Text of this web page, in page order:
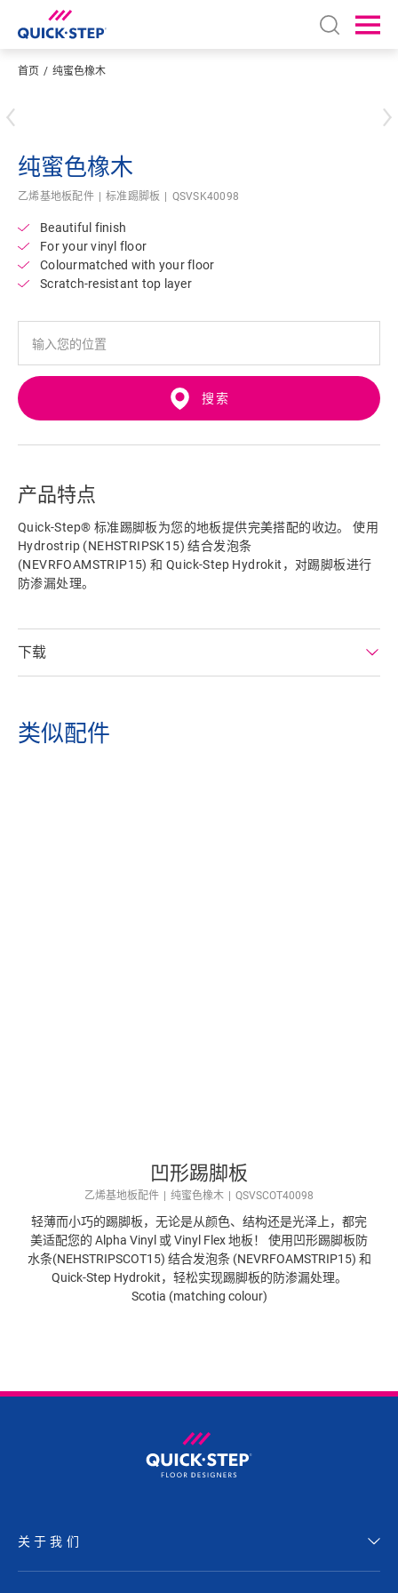
Open
首页 纯蜜色橡木
纯蜜色橡木
乙烯基地板配件 标准踢脚板 QSVSK40098
Beautiful finish
For your vinyl floor
Colourmatched with your floor
Scratch-resistant top layer
搜索
产品特点
Quick-Step® 标准踢脚板为您的地板提供完美搭配的收边。 使用
Hydrostrip (NEHSTRIPSK15) 结合发泡条
(NEVRFOAMSTRIP15) 和 Quick-Step Hydrokit，对踢脚板进行
防渗漏处理。
下载
类似配件
凹形踢脚板
乙烯基地板配件 纯蜜色橡木 QSVSCOT40098
轻薄而小巧的踢脚板，无论是从颜色、结构还是光泽上，都完
美适配您的 Alpha Vinyl 或 Vinyl Flex 地板！ 使用凹形踢脚板防
水条(NEHSTRIPSCOT15) 结合发泡条 (NEVRFOAMSTRIP15) 和
Quick-Step Hydrokit，轻松实现踢脚板的防渗漏处理。
Scotia (matching colour)
关于我们